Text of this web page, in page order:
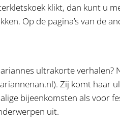
klikt, dan kunt u
Op de pagina’s van de
ultrakorte verhalen?
Zij komt haar
bijeenkomsten als voor
uit.